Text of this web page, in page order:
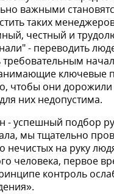
важными
таких
честный и
- переводить
требовательным
ключевые
чтобы они
них недопустима.
- успешный подбор
мы тщательно
на руку
чело­века, первое
контроль